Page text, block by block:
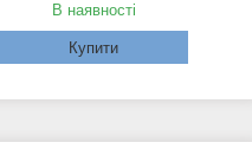
В наявності
Купити